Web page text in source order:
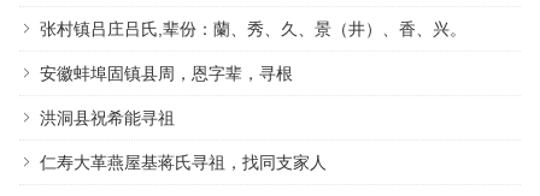
张村镇吕庄吕氏,辈份：蘭、秀、久、景（井）、香、兴。
安徽蚌埠固镇县周，恩字辈，寻根
洪洞县祝希能寻祖
仁寿大革燕屋基蒋氏寻祖，找同支家人